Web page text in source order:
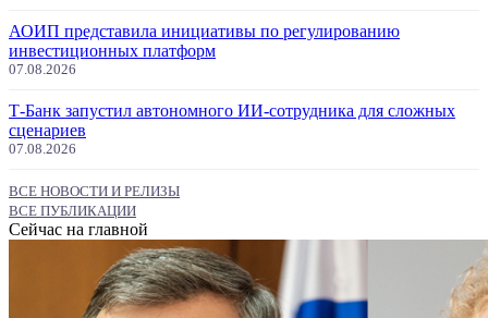
АОИП представила инициативы по регулированию
инвестиционных платформ
07.08.2026
Т-Банк запустил автономного ИИ-сотрудника для сложных
сценариев
07.08.2026
ВСЕ НОВОСТИ И РЕЛИЗЫ
ВСЕ ПУБЛИКАЦИИ
Сейчас на главной